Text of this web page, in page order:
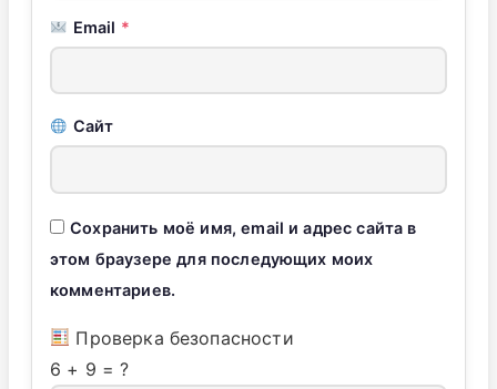
Email *
Сайт
Сохранить моё имя, email и адрес сайта в
этом браузере для последующих моих
комментариев.
Проверка безопасности
6 + 9 = ?